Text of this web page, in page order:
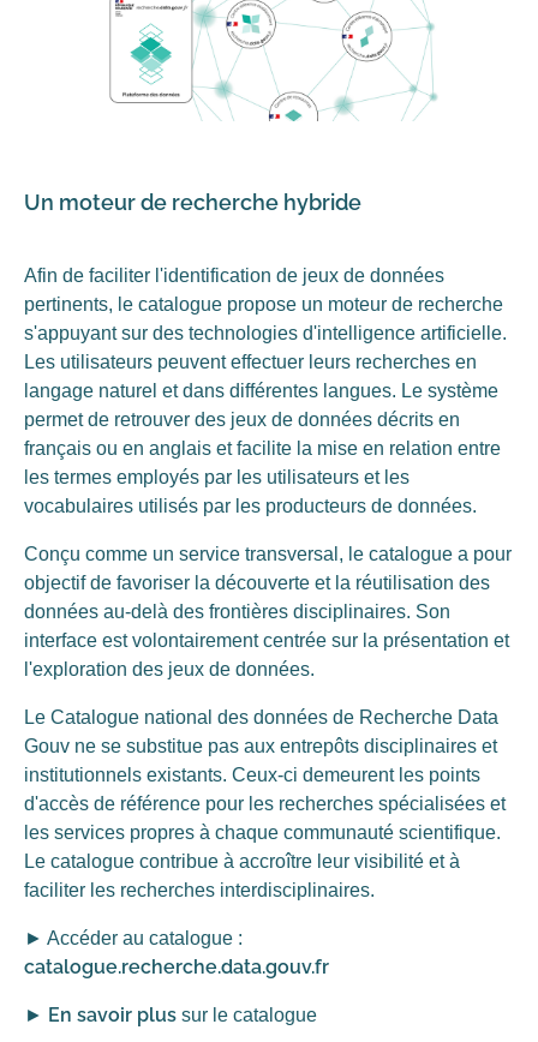
Un moteur de recherche hybride
Afin de faciliter l'identification de jeux de données
pertinents, le catalogue propose un moteur de recherche
s'appuyant sur des technologies d'intelligence artificielle.
Les utilisateurs peuvent effectuer leurs recherches en
langage naturel et dans différentes langues. Le système
permet de retrouver des jeux de données décrits en
français ou en anglais et facilite la mise en relation entre
les termes employés par les utilisateurs et les
vocabulaires utilisés par les producteurs de données.
Conçu comme un service transversal, le catalogue a pour
objectif de favoriser la découverte et la réutilisation des
données au-delà des frontières disciplinaires. Son
interface est volontairement centrée sur la présentation et
l'exploration des jeux de données.
Le Catalogue national des données de Recherche Data
Gouv ne se substitue pas aux entrepôts disciplinaires et
institutionnels existants. Ceux-ci demeurent les points
d'accès de référence pour les recherches spécialisées et
les services propres à chaque communauté scientifique.
Le catalogue contribue à accroître leur visibilité et à
faciliter les recherches interdisciplinaires.
► Accéder au catalogue :
catalogue.recherche.data.gouv.fr
► En savoir plus sur le catalogue